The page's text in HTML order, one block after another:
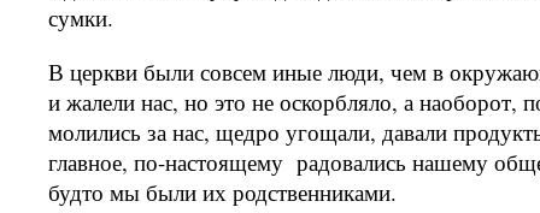
сумки.
В церкви были совсем иные люди, чем в
и жалели нас, но это не оскорбляло, а наоборот,
молились за нас, щедро угощали, давали
главное, по-настоящему радовались нашему
будто мы были их родственниками.